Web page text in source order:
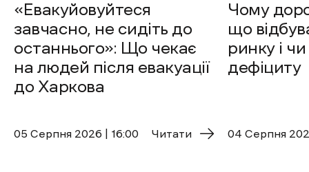
«Евакуйовуйтеся
завчасно, не сидіть до
останнього»: Що чекає
на людей після евакуації
до Харкова
05 Cерпня 2026 | 16:00 Читати
Чому
що
ринку і
дефіциту
04 Cерпня